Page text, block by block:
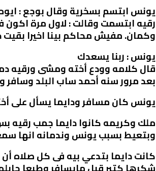
يونس ابتسم بسخرية وقال بوجع :
رقيه ابتسمت وقالت : لاول مرة اكون
وكمان. مفيش محاكم بينا اخيرا بقيت
يونس : ربنا يسعدك
قال كلامه وودع أخته ومشى ورقيه
بعد مرور سنه أحمد ساب البلد
يونس كان مسافر ودايما يسأل على
ملك وكريمه كانوا دايما جمب رقيه
وبتعيط بسبب يونس وندمانه انها
كانت دايما بتدعي بيه فى كل صلاه